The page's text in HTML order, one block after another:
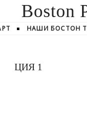
Boston
НАШИ БОСТОН
ЦИЯ 1